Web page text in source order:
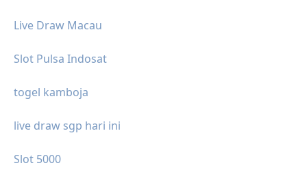
Live Draw Macau
Slot Pulsa Indosat
togel kamboja
live draw sgp hari ini
Slot 5000